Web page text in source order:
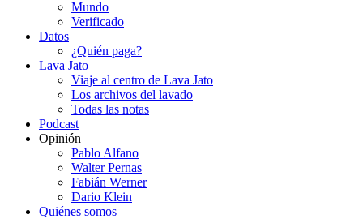
Mundo
Verificado
Datos
¿Quién paga?
Lava Jato
Viaje al centro de Lava Jato
Los archivos del lavado
Todas las notas
Podcast
Opinión
Pablo Alfano
Walter Pernas
Fabián Werner
Dario Klein
Quiénes somos